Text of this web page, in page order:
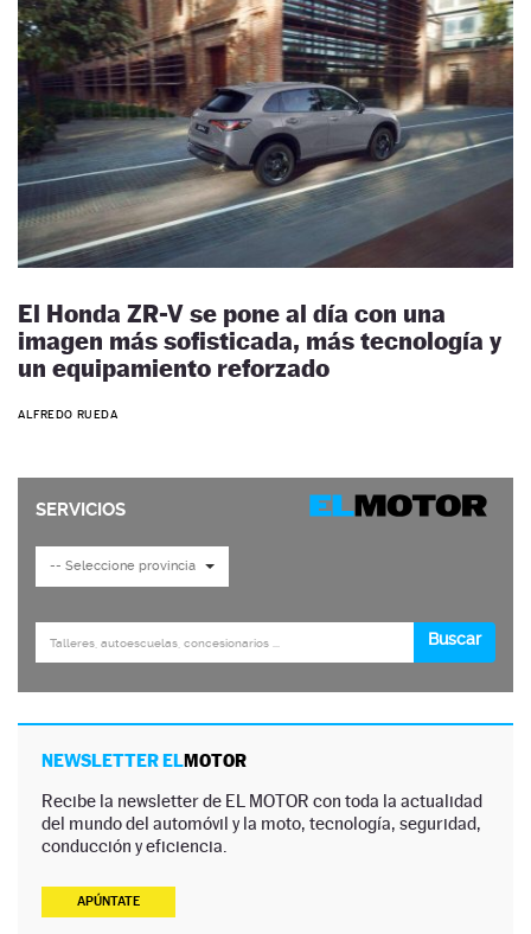
El Honda ZR-V se pone al día con una
imagen más sofisticada, más tecnología y
un equipamiento reforzado
ALFREDO RUEDA
NEWSLETTER ELMOTOR
Recibe la newsletter de EL MOTOR con toda la actualidad
del mundo del automóvil y la moto, tecnología, seguridad,
conducción y eficiencia.
APÚNTATE